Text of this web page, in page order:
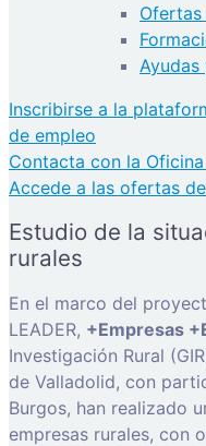
Inscribirse a la
de empleo
Contacta con la
Accede a las ofertas
Estudio de la
rurales
En el marco del
LEADER, +Empresas
Investigación Rural
de Valladolid, con
Burgos, han realizado
empresas rurales, con